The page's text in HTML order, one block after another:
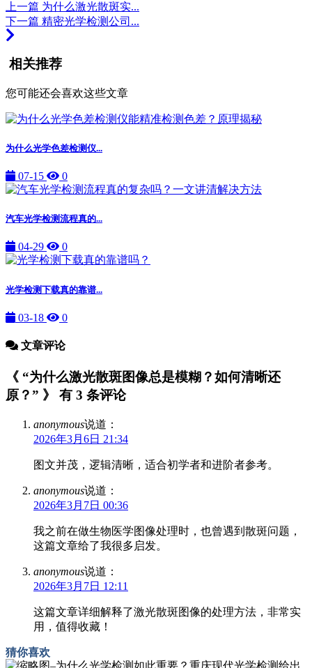
上一篇 为什么激光散斑实...
下一篇 精密光学检测公司...
相关推荐
您可能还会喜欢这些文章
为什么光学色差检测仪...
07-15 0
汽车光学检测流程真的...
04-29 0
光学检测下载真的靠谱...
03-18 0
文章评论
《 “为什么激光散斑图像总是模糊？如何清晰还
原？” 》 有 3 条评论
anonymous说道：
2026年3月6日 21:34
图文并茂，逻辑清晰，适合初学者和进阶者参考。
anonymous说道：
2026年3月7日 00:36
我之前在做生物医学图像处理时，也曾遇到散斑问题，
这篇文章给了我很多启发。
anonymous说道：
2026年3月7日 12:11
这篇文章详细解释了激光散斑图像的处理方法，非常实
用，值得收藏！
猜你喜欢